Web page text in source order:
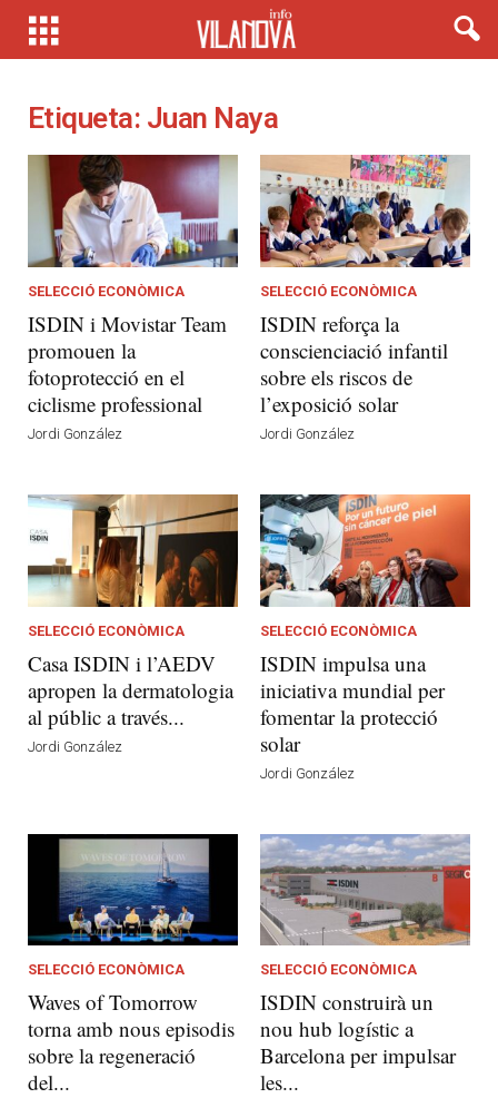
Etiqueta: Juan Naya
SELECCIÓ ECONÒMICA
ISDIN i Movistar Team
promouen la
fotoprotecció en el
ciclisme professional
Jordi González
SELECCIÓ ECONÒMICA
ISDIN reforça la
conscienciació infantil
sobre els riscos de
l’exposició solar
Jordi González
SELECCIÓ ECONÒMICA
Casa ISDIN i l’AEDV
apropen la dermatologia
al públic a través...
Jordi González
SELECCIÓ ECONÒMICA
ISDIN impulsa una
iniciativa mundial per
fomentar la protecció
solar
Jordi González
SELECCIÓ ECONÒMICA
Waves of Tomorrow
torna amb nous episodis
sobre la regeneració
del...
SELECCIÓ ECONÒMICA
ISDIN construirà un
nou hub logístic a
Barcelona per impulsar
les...